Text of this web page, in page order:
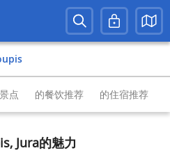
点 的餐饮推荐 的住宿推荐
Jura的魅力